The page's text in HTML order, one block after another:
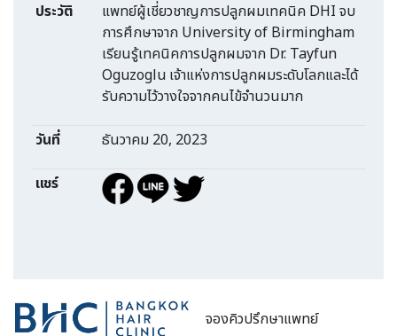
ประวัติ
แพทย์ผู้เชี่ยวชาญการปลูกผมเทคนิค DHI จบ
การศึกษาจาก University of Birmingham
เรียนรู้เทคนิคการปลูกผมจาก Dr. Tayfun
Oguzoglu เจ้าแห่งการปลูกผมระดับโลกและได้
รับความไว้วางใจจากคนไข้จำนวนมาก
วันที่ ธันวาคม 20, 2023
แชร์
จองคิวปรึกษาแพทย์